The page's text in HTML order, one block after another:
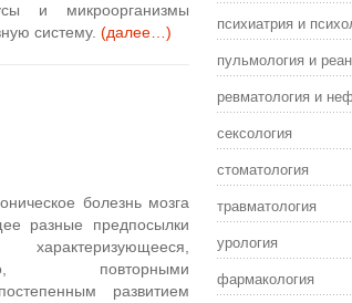
и микроорганизмы
систему. (далее…)
болезнь мозга
разные предпосылки
повторными
развитием
психиатрия и
пульмология и
ревматология и
сексология
стоматология
травматология
урология
фармакология